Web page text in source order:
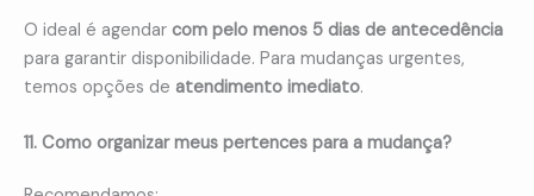
O ideal é agendar com pelo menos 5 dias de antecedência
para garantir disponibilidade. Para mudanças urgentes,
temos opções de atendimento imediato.
11. Como organizar meus pertences para a mudança?